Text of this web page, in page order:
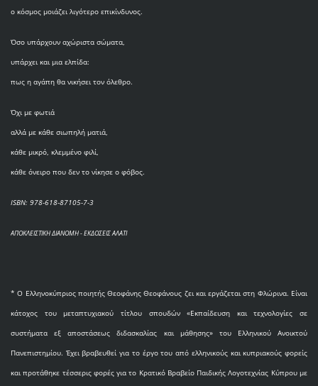
ο κόσμος μοιάζει λιγότερο επικίνδυνος.
Όσο υπάρχουν αχώριστα σώματα,
υπάρχει και μια ελπίδα:
πως η αγάπη θα νικήσει τον όλεθρο.
Όχι με φωτιά
αλλά με κάθε σιωπηλή ματιά,
κάθε μικρό, κλεμμένο φιλί,
κάθε όνειρο που δεν το νίκησε ο φόβος.
ISBN: 978-618-87105-7-3
ΑΠΟΚΛΕΙΣΤΙΚΗ ΔΙΑΝΟΜΗ - ΕΚΔΟΣΕΙΣ ΑΛΑΤΙ
* O Eλληνοκύπριος ποιητής Θεοφάνης Θεοφάνους ζει και εργάζεται στη Φλώρινα. Είναι
κάτοχος του μεταπτυχιακού τίτλου σπουδών «Εκπαίδευση και τεχνολογίες σε
συστήματα εξ αποστάσεως διδασκαλίας και μάθησης» του Ελληνικού Ανοικτού
Πανεπιστημίου. Έχει βραβευθεί για το έργο του από ελληνικούς και κυπριακούς φορείς
και προτάθηκε τέσσερις φορές για το Κρατικό Βραβείο Παιδικής Λογοτεχνίας Κύπρου με